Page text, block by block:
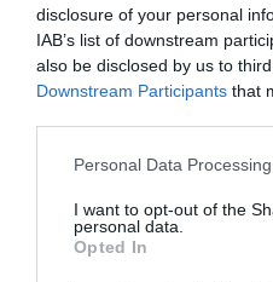
disclosure of your personal
IAB’s list of downstream
also be disclosed by us to
Downstream Participants that
Personal Data
I want to opt-out of the
personal data.
Opted In